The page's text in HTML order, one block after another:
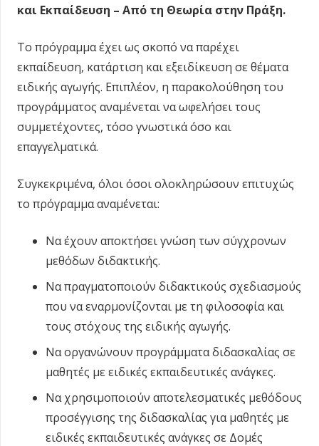
και Εκπαίδευση – Από τη Θεωρία στην Πράξη.
Το πρόγραμμα έχει ως σκοπό να παρέχει
εκπαίδευση, κατάρτιση και εξειδίκευση σε θέματα
ειδικής αγωγής. Επιπλέον, η παρακολούθηση του
προγράμματος αναμένεται να ωφελήσει τους
συμμετέχοντες, τόσο γνωστικά όσο και
επαγγελματικά.
Συγκεκριμένα, όλοι όσοι ολοκληρώσουν επιτυχώς
το πρόγραμμα αναμένεται:
Να έχουν αποκτήσει γνώση των σύγχρονων
μεθόδων διδακτικής.
Να πραγματοποιούν διδακτικούς σχεδιασμούς
που να εναρμονίζονται με τη φιλοσοφία και
τους στόχους της ειδικής αγωγής.
Να οργανώνουν προγράμματα διδασκαλίας σε
μαθητές με ειδικές εκπαιδευτικές ανάγκες.
Να χρησιμοποιούν αποτελεσματικές μεθόδους
προσέγγισης της διδασκαλίας για μαθητές με
ειδικές εκπαιδευτικές ανάγκες σε Δομές